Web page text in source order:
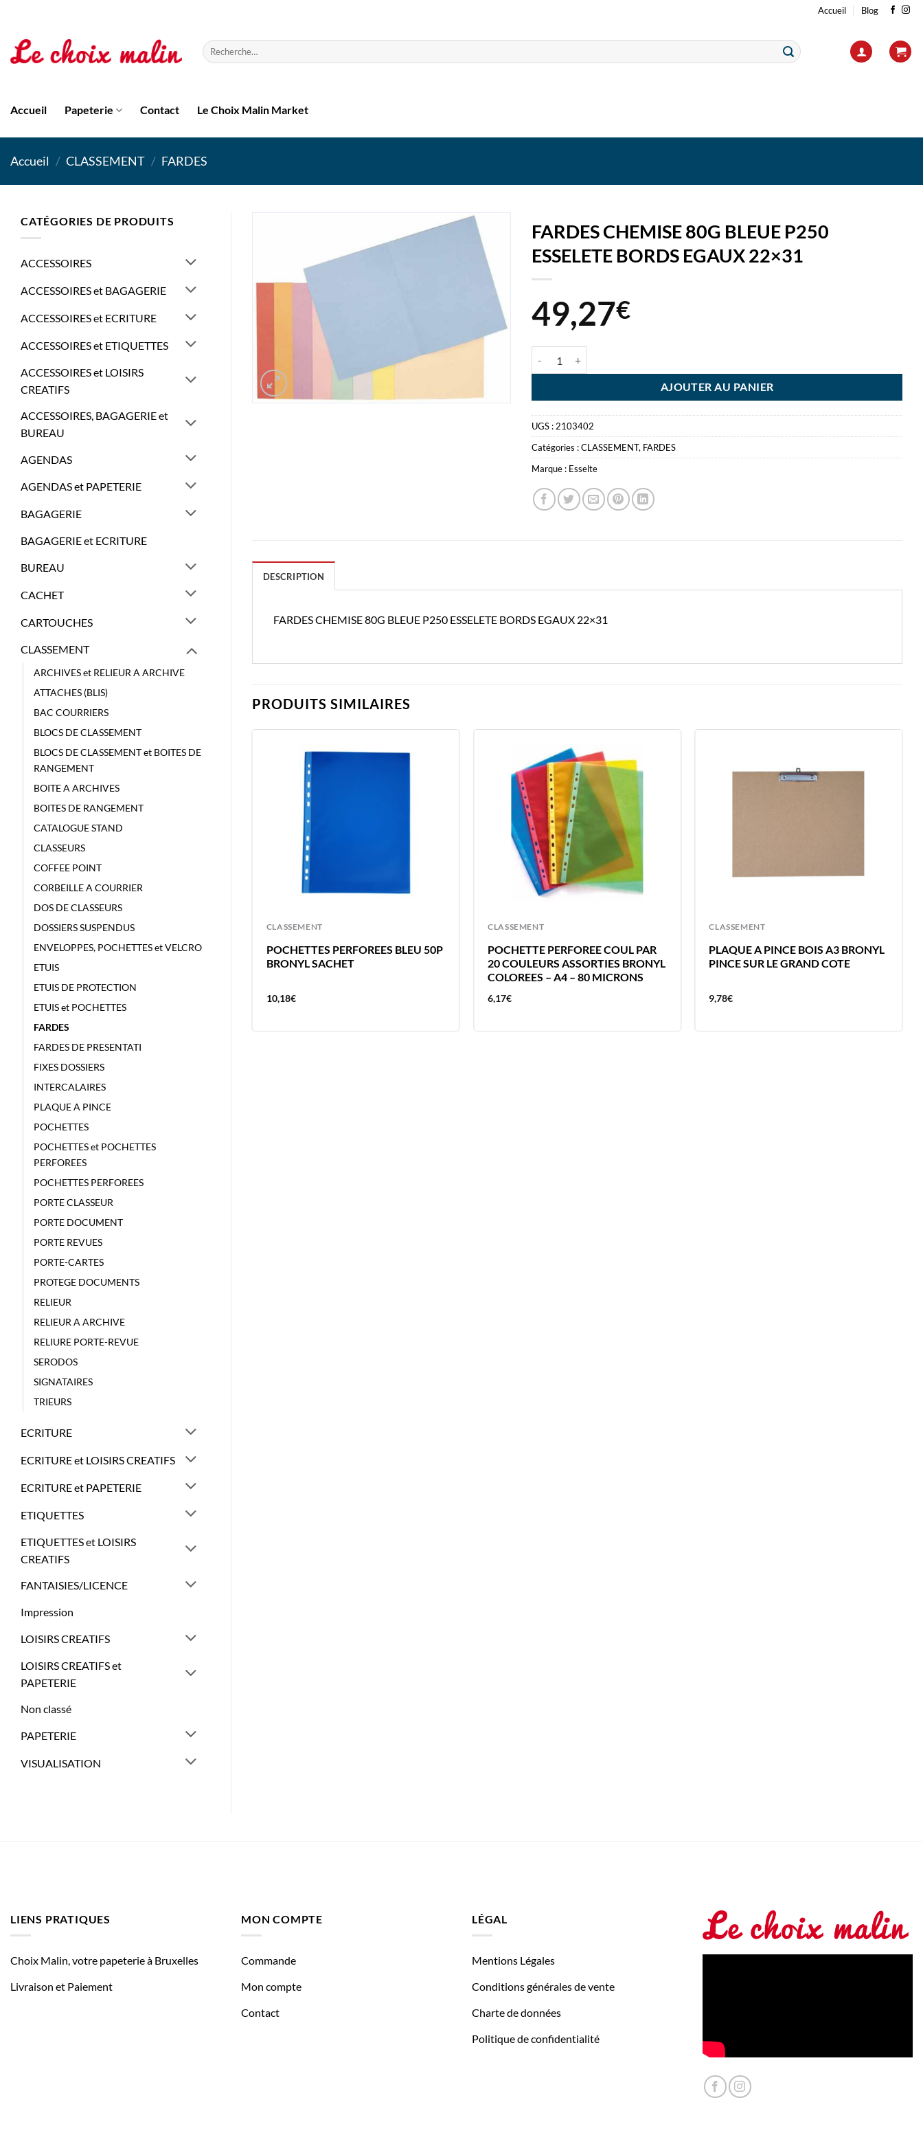
contenu
Accueil Blog
Recherche
pour :
Accueil Papeterie Contact Le Choix Malin Market
Accueil / CLASSEMENT / FARDES
CATÉGORIES DE PRODUITS
ACCESSOIRES
ACCESSOIRES et BAGAGERIE
ACCESSOIRES et ECRITURE
ACCESSOIRES et ETIQUETTES
ACCESSOIRES et LOISIRS
CREATIFS
ACCESSOIRES, BAGAGERIE et
BUREAU
AGENDAS
AGENDAS et PAPETERIE
BAGAGERIE
BAGAGERIE et ECRITURE
BUREAU
CACHET
CARTOUCHES
CLASSEMENT
ARCHIVES et RELIEUR A ARCHIVE
ATTACHES (BLIS)
BAC COURRIERS
BLOCS DE CLASSEMENT
BLOCS DE CLASSEMENT et BOITES DE
RANGEMENT
BOITE A ARCHIVES
BOITES DE RANGEMENT
CATALOGUE STAND
CLASSEURS
COFFEE POINT
CORBEILLE A COURRIER
DOS DE CLASSEURS
DOSSIERS SUSPENDUS
ENVELOPPES, POCHETTES et VELCRO
ETUIS
ETUIS DE PROTECTION
ETUIS et POCHETTES
FARDES
FARDES DE PRESENTATI
FIXES DOSSIERS
INTERCALAIRES
PLAQUE A PINCE
POCHETTES
POCHETTES et POCHETTES
PERFOREES
POCHETTES PERFOREES
PORTE CLASSEUR
PORTE DOCUMENT
PORTE REVUES
PORTE-CARTES
PROTEGE DOCUMENTS
RELIEUR
RELIEUR A ARCHIVE
RELIURE PORTE-REVUE
SERODOS
SIGNATAIRES
TRIEURS
ECRITURE
ECRITURE et LOISIRS CREATIFS
ECRITURE et PAPETERIE
ETIQUETTES
ETIQUETTES et LOISIRS
CREATIFS
FANTAISIES/LICENCE
Impression
LOISIRS CREATIFS
LOISIRS CREATIFS et
PAPETERIE
Non classé
PAPETERIE
VISUALISATION
FARDES CHEMISE 80G BLEUE P250
ESSELETE BORDS EGAUX 22×31
49,27€
AJOUTER AU PANIER
UGS : 2103402
Catégories :CLASSEMENT, FARDES
Marque : Esselte
DESCRIPTION
FARDES CHEMISE 80G BLEUE P250 ESSELETE BORDS EGAUX 22×31
PRODUITS SIMILAIRES
CLASSEMENT
POCHETTES PERFOREES BLEU 50P
BRONYL SACHET
10,18€
CLASSEMENT
POCHETTE PERFOREE COUL PAR
20 COULEURS ASSORTIES BRONYL
COLOREES – A4 – 80 MICRONS
6,17€
CLASSEMENT
PLAQUE A PINCE BOIS A3 BRONYL
PINCE SUR LE GRAND COTE
9,78€
CLASSEMENT
ETUI BRONYL 305X215MM – A4
DIN A4 – 180 MICRONS ETUI DE
LIENS PRATIQUES
Choix Malin, votre papeterie à Bruxelles
Livraison et Paiement
MON COMPTE
Commande
Mon compte
Contact
LÉGAL
Mentions Légales
Conditions générales de vente
Charte de données
Politique de confidentialité